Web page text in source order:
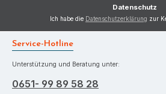
Datenschutz
Ich habe die Datenschutzerklärung zur
Service-Hotline
Unterstützung und Beratung unter:
0651- 99 89 58 28